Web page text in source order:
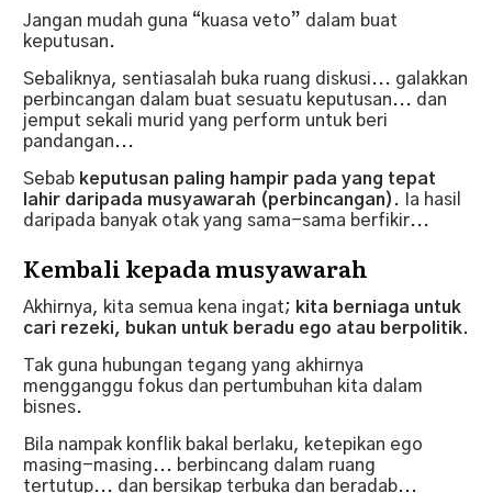
Jangan mudah guna “kuasa veto” dalam buat
keputusan.
Sebaliknya, sentiasalah buka ruang diskusi... galakkan
perbincangan dalam buat sesuatu keputusan... dan
jemput sekali murid yang perform untuk beri
pandangan...
Sebab keputusan paling hampir pada yang tepat
lahir daripada musyawarah (perbincangan) . Ia hasil
daripada banyak otak yang sama-sama berfikir...
Kembali kepada musyawarah
Akhirnya, kita semua kena ingat; kita berniaga untuk
cari rezeki, bukan untuk beradu ego atau berpolitik.
Tak guna hubungan tegang yang akhirnya
mengganggu fokus dan pertumbuhan kita dalam
bisnes.
Bila nampak konflik bakal berlaku, ketepikan ego
masing-masing... berbincang dalam ruang
tertutup... dan bersikap terbuka dan beradab...